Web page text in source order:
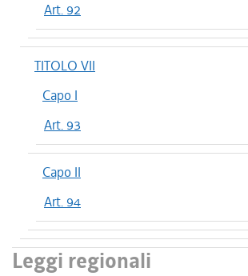
Art. 92
TITOLO VII
Capo I
Art. 93
Capo II
Art. 94
Leggi regionali